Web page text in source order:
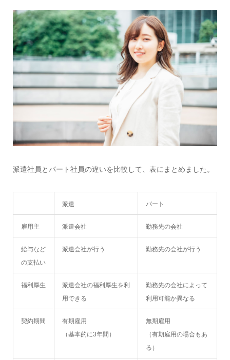
派遣社員とパート社員の違いを比較して、表にまとめました。
派遣 パート
雇用主 派遣会社 勤務先の会社
給与など
の支払い
派遣会社が行う 勤務先の会社が行う
福利厚生
派遣会社の福利厚生を利
用できる
勤務先の会社によって
利用可能か異なる
契約期間
有期雇用
（基本的に3年間）
無期雇用
（有期雇用の場合もあ
る）